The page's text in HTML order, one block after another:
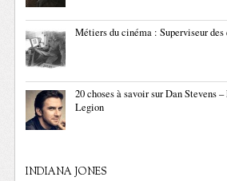
Métiers du cinéma : Superviseur
20 choses à savoir sur Dan Stevens
Legion
INDIANA JONES